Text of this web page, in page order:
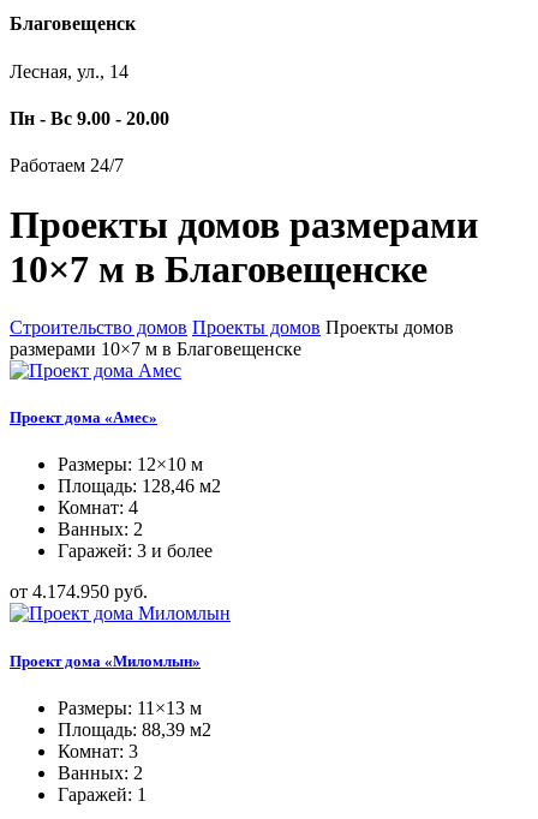
Благовещенск
Лесная, ул., 14
Пн - Вс 9.00 - 20.00
Работаем 24/7
Проекты домов размерами
10×7 м в Благовещенске
Строительство домов Проекты домов Проекты домов
размерами 10×7 м в Благовещенске
Проект дома «Амес»
Размеры: 12×10 м
Площадь: 128,46 м2
Комнат: 4
Ванных: 2
Гаражей: 3 и более
от 4.174.950 руб.
Проект дома «Миломлын»
Размеры: 11×13 м
Площадь: 88,39 м2
Комнат: 3
Ванных: 2
Гаражей: 1